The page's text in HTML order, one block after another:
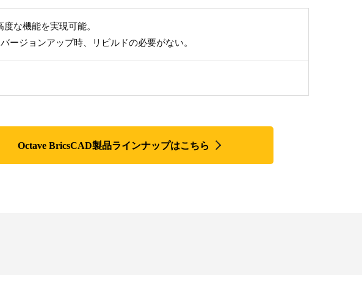
な機能を実現可能。
ージョンアップ時、リビルドの必要がない。
Octave BricsCAD製品ラインナップはこちら